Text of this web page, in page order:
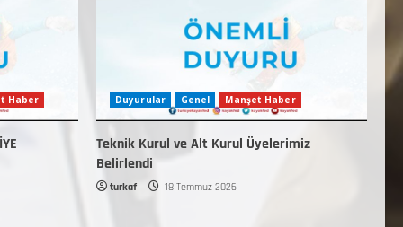
Haber Duyurular Genel Manşet Haber
Teknik Kurul ve Alt Kurul Üyelerimiz
Belirlendi
turkaf 18 Temmuz 2026